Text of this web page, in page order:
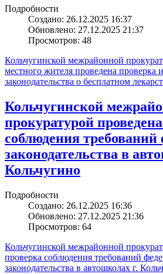
Подробности
Создано: 26.12.2025 16:37
Обновлено: 27.12.2025 21:37
Просмотров: 48
Кольчугинской межрайонной
местного жителя проведена проверка
законодательства о бесплатном
Кольчугинской
прокуратурой
соблюдения требований
законодательства в
Кольчугино
Подробности
Создано: 26.12.2025 16:36
Обновлено: 27.12.2025 21:36
Просмотров: 64
Кольчугинской межрайонной
проверка соблюдения требований
законодательства в автошколах г.